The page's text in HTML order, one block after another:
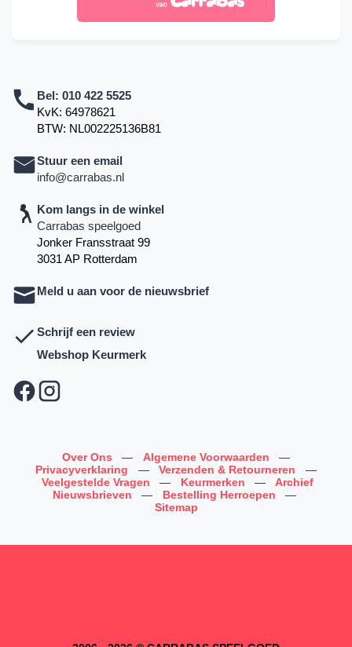
Bel: 010 422 5525
KvK: 64978621
BTW: NL002225136B81
Stuur een email
info@carrabas.nl
Kom langs in de winkel
Carrabas speelgoed
Jonker Fransstraat 99
3031 AP Rotterdam
Meld u aan voor de nieuwsbrief
Schrijf een review
Webshop Keurmerk
Over Ons — Algemene Voorwaarden
—
Privacyverklaring
— Verzenden & Retourneren
—
Veelgestelde Vragen
— Keurmerken —
Archief
Nieuwsbrieven
— Bestelling Herroepen
—
Sitemap